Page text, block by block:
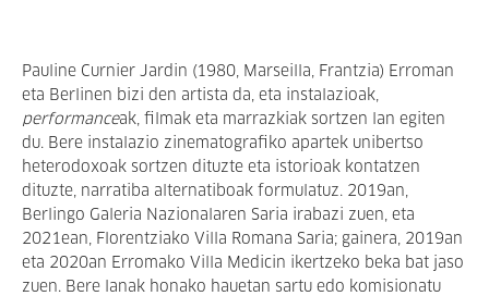
Pauline Curnier Jardin (1980, Marseilla, Frantzia) Erroman
eta Berlinen bizi den artista da, eta
instalazioak,
performanceak, filmak eta marrazkiak sortzen lan egiten
du. Bere instalazio zinematografiko apartek unibertso
heterodoxoak sortzen dituzte eta istorioak kontatzen
dituzte, narratiba alternatiboak formulatuz. 2019an,
Berlingo Galeria Nazionalaren Saria irabazi zuen, eta
2021ean, Florentziako Villa Romana Saria; gainera, 2019an
eta 2020an Erromako Villa Medicin ikertzeko beka bat jaso
zuen. Bere lanak honako hauetan sartu edo komisionatu